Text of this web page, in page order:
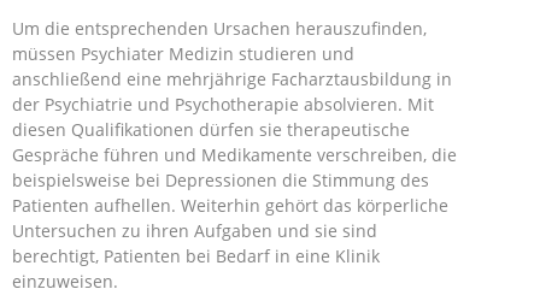
Um die entsprechenden Ursachen herauszufinden,
müssen Psychiater Medizin studieren und
anschließend eine mehrjährige Facharztausbildung in
der Psychiatrie und Psychotherapie absolvieren. Mit
diesen Qualifikationen dürfen sie therapeutische
Gespräche führen und Medikamente verschreiben, die
beispielsweise bei Depressionen die Stimmung des
Patienten aufhellen. Weiterhin gehört das körperliche
Untersuchen zu ihren Aufgaben und sie sind
berechtigt, Patienten bei Bedarf in eine Klinik
einzuweisen.